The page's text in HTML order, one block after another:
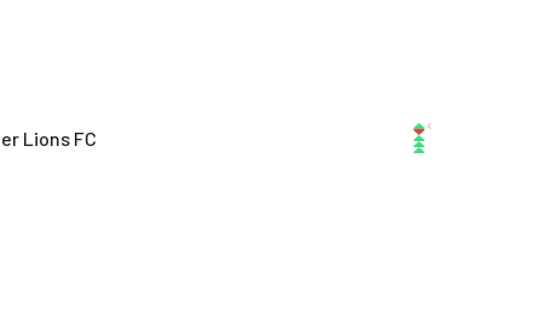
Lions FC